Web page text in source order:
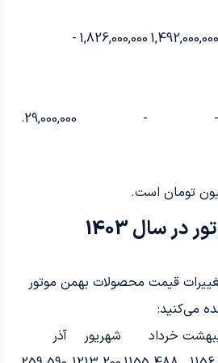
1,492,000,000
1,826,000,000
-
-
-
1,829,000,000
تومان است.
سال 1403
قیمت محصولات بهمن موتور
خرداد شهریور آذر